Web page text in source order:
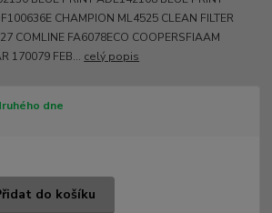
CHAMPION ML4525 CLEAN FILTER
COMLINE FA6078ECO COOPERSFIAAM
170079 FEB... celý popis
dne
do košíku